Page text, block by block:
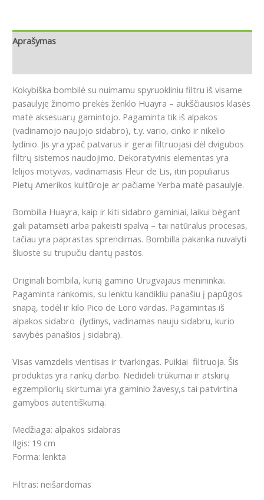
Aprašymas
Kokybiška bombilė su nuimamu spyruokliniu filtru iš visame
pasaulyje žinomo prekės ženklo Huayra – aukščiausios klasės
matė aksesuarų gamintojo. Pagaminta tik iš alpakos
(vadinamojo naujojo sidabro), t.y. vario, cinko ir nikelio
lydinio. Jis yra ypač patvarus ir gerai filtruojasi dėl dvigubos
filtrų sistemos naudojimo. Dekoratyvinis elementas yra
lelijos motyvas, vadinamasis Fleur de Lis, itin populiarus
Pietų Amerikos kultūroje ar pačiame Yerba matė pasaulyje.
Bombilla Huayra, kaip ir kiti sidabro gaminiai, laikui bėgant
gali patamsėti arba pakeisti spalvą – tai natūralus procesas,
tačiau yra paprastas sprendimas. Bombilla pakanka nuvalyti
šluoste su trupučiu dantų pastos.
Originali bombila, kurią gamino Urugvajaus menininkai.
Pagaminta rankomis, su lenktu kandikliu panašiu į papūgos
snapą, todėl ir kilo Pico de Loro vardas. Pagamintas iš
alpakos sidabro (lydinys, vadinamas nauju sidabru, kurio
savybės panašios į sidabrą).
Visas vamzdelis vientisas ir tvarkingas. Puikiai filtruoja. Šis
produktas yra rankų darbo. Nedideli trūkumai ir atskirų
egzempliorių skirtumai yra gaminio žavesy,s tai patvirtina
gamybos autentiškumą.
Medžiaga: alpakos sidabras
Ilgis: 19 cm
Forma: lenkta
Filtras: neišardomas